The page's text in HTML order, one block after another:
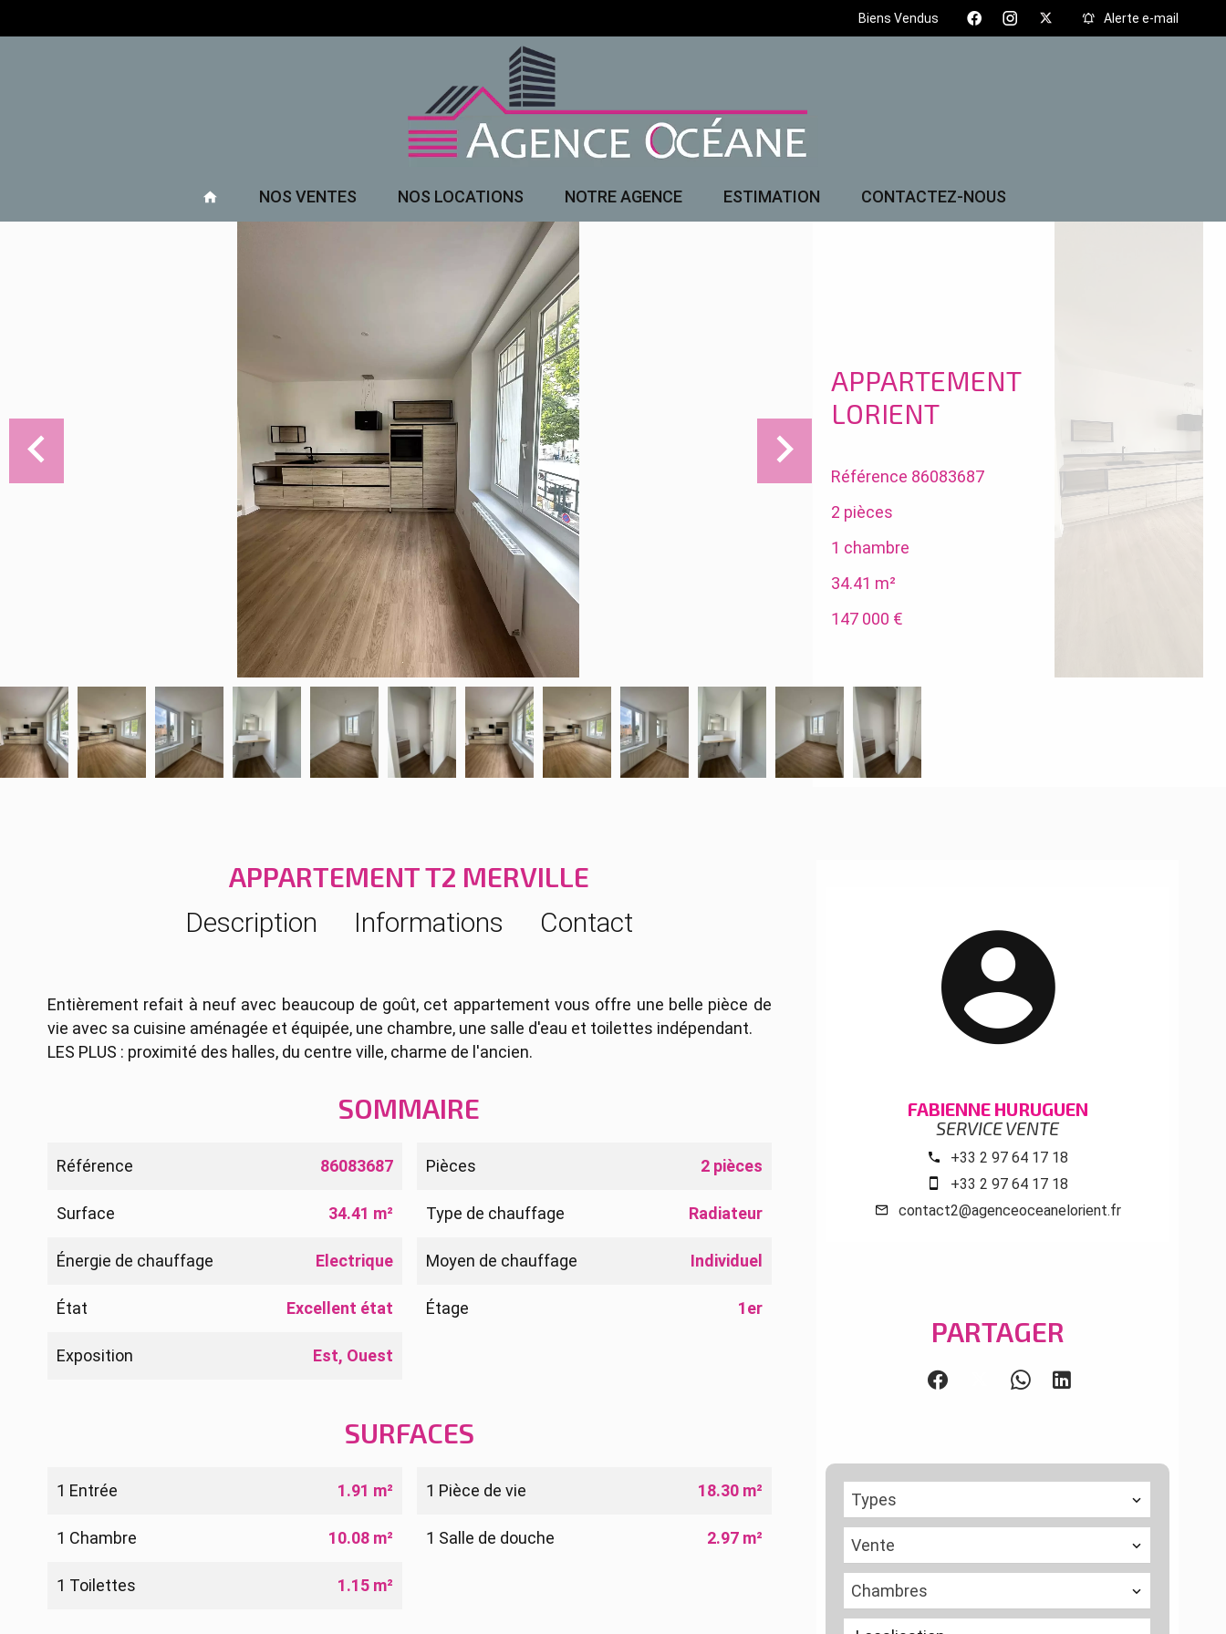
Biens Vendus Alerte e-mail
NOS VENTES NOS LOCATIONS NOTRE AGENCE ESTIMATION CONTACTEZ-NOUS
APPARTEMENT
LORIENT
Référence 86083687
2 pièces
1 chambre
34.41 m²
147 000 €
APPARTEMENT T2 MERVILLE
Description Informations Contact
Entièrement refait à neuf avec beaucoup de goût, cet appartement vous offre une belle pièce de
vie avec sa cuisine aménagée et équipée, une chambre, une salle d'eau et toilettes indépendant.
LES PLUS : proximité des halles, du centre ville, charme de l'ancien.
SOMMAIRE
Référence 86083687 Pièces 2 pièces
Surface 34.41 m² Type de chauffage Radiateur
Énergie de chauffage Electrique Moyen de chauffage Individuel
État Excellent état Étage 1er
Exposition Est, Ouest
SURFACES
1 Entrée 1.91 m² 1 Pièce de vie 18.30 m²
1 Chambre 10.08 m² 1 Salle de douche 2.97 m²
1 Toilettes 1.15 m²
FABIENNE HURUGUEN
SERVICE VENTE
+33 2 97 64 17 18
+33 2 97 64 17 18
contact2@agenceoceanelorient.fr
PARTAGER
Types
Vente
Chambres